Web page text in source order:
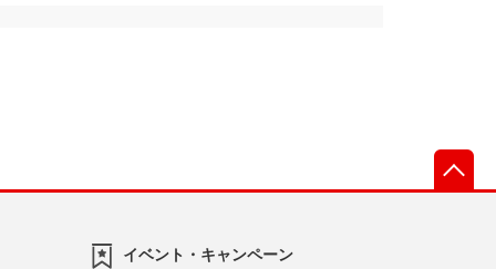
イベント・キャンペーン